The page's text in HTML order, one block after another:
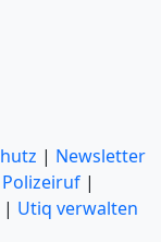
| Newsletter
Polizeiruf |
| Utiq verwalten